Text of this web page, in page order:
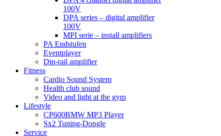
100V
DPA series – digital amplifier
100V
MPI serie – install amplifiers
PA Endstufen
Eventplayer
Din-rail amplifier
Fitness
Cardio Sound System
Health club sound
Video and light at the gym
Lifestyle
CP600BMW MP3 Player
Sx2 Tuning-Dongle
Service